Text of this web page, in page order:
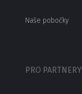
Naše pobočky
PRO PARTNERY